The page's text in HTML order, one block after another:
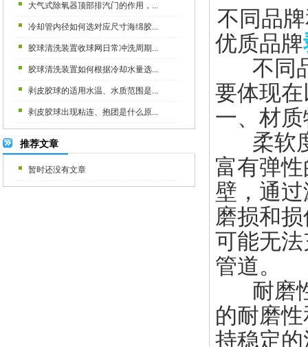
大气式除氧器顶部排汽门的作用，...
冷却管内径如何选对应尺寸海绵胶...
胶球清洗装置收球网日常冲洗周期...
胶球清洗装置如何根据冷却水量选...
剥皮胶球的适用水温、水质范围是...
剥皮胶球出现粘连、抱团是什么原...
推荐文章
暂时还没有文章
不同品
优质品牌
不同
要体现
一、材
柔软度
富有弹
壁，通
磨损和
可能无
管道。
耐磨性
的耐磨
持稳定